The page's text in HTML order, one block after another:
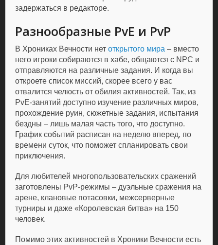
задержаться в редакторе.
Разнообразные PvE и PvP
В Хрониках Вечности нетоткрытого мира – вместо
него игроки собираются в хабе, общаются с NPC и
отправляются на различные задания. И когда вы
откроете список миссий, скорее всего у вас
отвалится челюсть от обилия активностей. Так, из
PvE-занятий доступно изучение различных миров,
прохождение руин, сюжетные задания, испытания
бездны – лишь малая часть того, что доступно.
График событий расписан на неделю вперед, по
времени суток, что поможет спланировать свои
приключения.
Для любителей многопользовательских сражений
заготовлены PvP-режимы – дуэльные сражения на
арене, клановые потасовки, межсерверные
турниры и даже «Королевская битва» на 150
человек.
Помимо этих активностей в Хроники Вечности есть